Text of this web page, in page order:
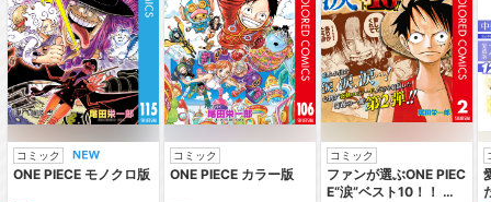
コミック
ONE PIECE モノクロ版
コミック
ONE PIECE カラー版
コミック
ファンが選ぶONE PIEC
E“涙”ベスト10！！ ～